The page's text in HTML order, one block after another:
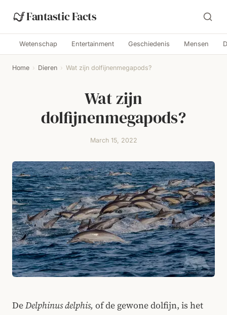
Fantastic Facts
Wetenschap Entertainment Geschiedenis Mensen
Home › Dieren › Wat zijn dolfijnenmegapods?
Wat zijn
dolfijnenmegapods?
March 15, 2022
DeDelphinus delphis, of de gewone dolfijn, is het